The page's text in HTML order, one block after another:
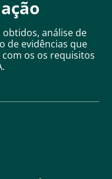
análise de
de evidências que
os os requisitos